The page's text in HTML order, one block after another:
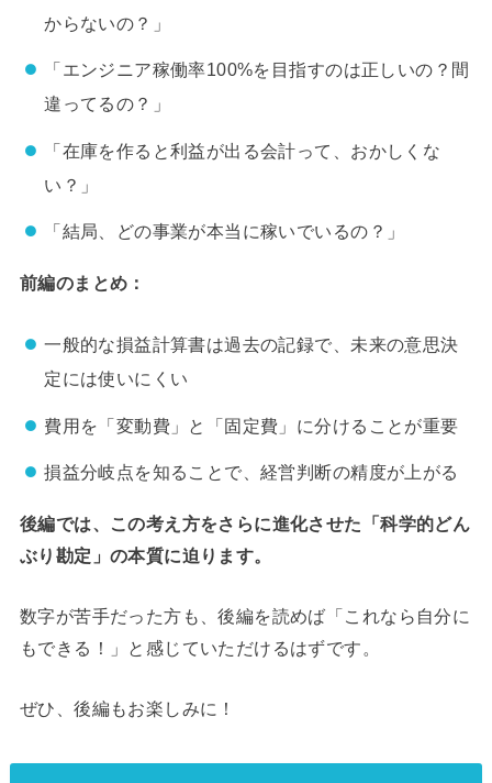
からないの？」
「エンジニア稼働率100%を目指すのは正しいの？間
違ってるの？」
「在庫を作ると利益が出る会計って、おかしくな
い？」
「結局、どの事業が本当に稼いでいるの？」
前編のまとめ：
一般的な損益計算書は過去の記録で、未来の意思決
定には使いにくい
費用を「変動費」と「固定費」に分けることが重要
損益分岐点を知ることで、経営判断の精度が上がる
後編では、この考え方をさらに進化させた「科学的どん
ぶり勘定」の本質に迫ります。
数字が苦手だった方も、後編を読めば「これなら自分に
もできる！」と感じていただけるはずです。
ぜひ、後編もお楽しみに！